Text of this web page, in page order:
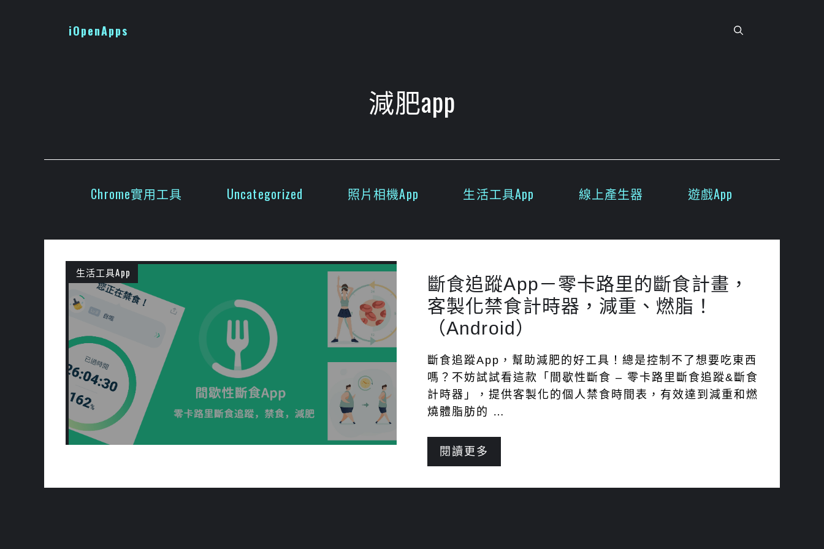
iOpenApps
減肥app
Chrome實用工具 Uncategorized 照片相機App 生活工具App 線上產生器 遊戲App
生活工具App
斷食追蹤App－零卡路里的斷食計畫，
客製化禁食計時器，減重、燃脂！
（Android）
斷食追蹤App，幫助減肥的好工具！總是控制不了想要吃東西
嗎？不妨試試看這款「間歇性斷食 – 零卡路里斷食追蹤&斷食
計時器」，提供客製化的個人禁食時間表，有效達到減重和燃
燒體脂肪的 …
閱讀更多